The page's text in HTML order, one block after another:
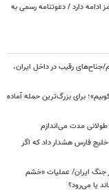
ادامه دارد / دعوتنامه رسمی به
جناح‌های رقیب در داخل ایران،
برای بزرگ‌ترین حمله آماده
مدت می‌اندازم
فارس هشدار داد که اگر
جنگ ایران/ عملیات «خشم
یا می‌رود؟